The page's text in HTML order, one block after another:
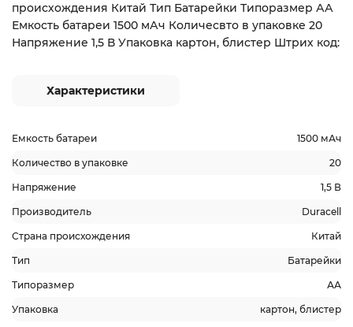
происхождения Китай Тип Батарейки Типоразмер АА
Емкость батареи 1500 мАч Количесвто в упаковке 20
Напряжение 1,5 В Упаковка картон, блистер Штрих код:
Характеристики
Емкость батареи 1500 мАч
Количество в упаковке 20
Напряжение 1,5 В
Производитель Duracell
Страна происхождения Китай
Тип Батарейки
Типоразмер АА
Упаковка картон, блистер